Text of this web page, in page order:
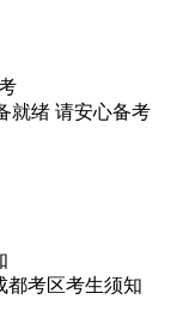
就绪 请安心备考
都考区考生须知